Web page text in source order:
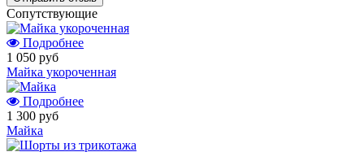
Cопутствующие
Подробнее
1 050 руб
Майка укороченная
Подробнее
1 300 руб
Майка